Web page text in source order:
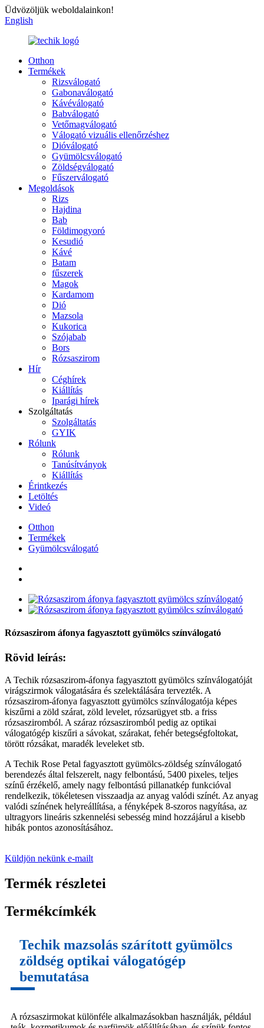
Üdvözöljük weboldalainkon!
English
Otthon
Termékek
Rizsválogató
Gabonaválogató
Kávéválogató
Babválogató
Vetőmagválogató
Válogató vizuális ellenőrzéshez
Dióválogató
Gyümölcsválogató
Zöldségválogató
Fűszerválogató
Megoldások
Rizs
Hajdina
Bab
Földimogyoró
Kesudió
Kávé
Batam
fűszerek
Magok
Kardamom
Dió
Mazsola
Kukorica
Szójabab
Bors
Rózsaszirom
Hír
Céghírek
Kiállítás
Iparági hírek
Szolgáltatás
Szolgáltatás
GYIK
Rólunk
Rólunk
Tanúsítványok
Kiállítás
Érintkezés
Letöltés
Videó
Otthon
Termékek
Gyümölcsválogató
Rózsaszirom áfonya fagyasztott gyümölcs színválogató
Rövid leírás:
A Techik rózsaszirom-áfonya fagyasztott gyümölcs színválogatóját
virágszirmok válogatására és szelektálására tervezték. A
rózsaszirom-áfonya fagyasztott gyümölcs színválogatója képes
kiszűrni a zöld szárat, zöld levelet, rózsarügyet stb. a friss
rózsasziromból. A száraz rózsasziromból pedig az optikai
válogatógép kiszűri a sávokat, szárakat, fehér betegségfoltokat,
törött rózsákat, maradék leveleket stb.
A Techik Rose Petal fagyasztott gyümölcs-zöldség színválogató
berendezés által felszerelt, nagy felbontású, 5400 pixeles, teljes
színű érzékelő, amely nagy felbontású pillanatkép funkcióval
rendelkezik, tökéletesen visszaadja az anyag valódi színét. Az anyag
valódi színének helyreállítása, a fényképek 8-szoros nagyítása, az
ultragyors lineáris szkennelési sebesség mind hozzájárul a kisebb
hibák pontos azonosításához.
Küldjön nekünk e-mailt
Termék részletei
Termékcímkék
Techik mazsolás szárított gyümölcs
zöldség optikai válogatógép
bemutatása
A rózsaszirmokat különféle alkalmazásokban használják, például